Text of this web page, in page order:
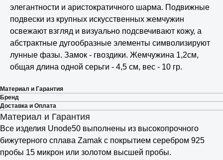
элегантности и аристократичного шарма. Подвижные
подвески из крупных искусственных жемчужин
освежают взгляд и визуально подсвечивают кожу, а
абстрактные дугообразные элементы символизируют
лунные фазы. Замок - гвоздики. Жемчужина 1,2см,
общая длина одной серьги - 4,5 см, вес - 10 гр.
Материал и Гарантия
Бренд
Доставка и Оплата
Материал и Гарантия
Все изделия Unode50 выполнены из высокопрочного
бижутерного сплава Zamak с покрытием серебром 925
пробы 15 микрон или золотом высшей пробы.